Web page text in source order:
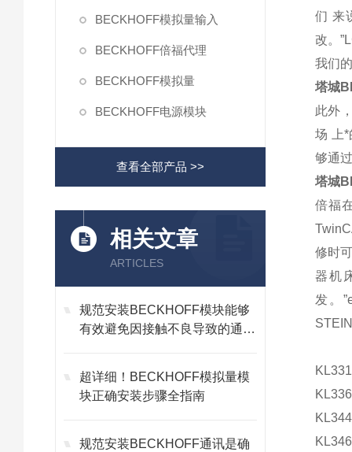
BECKHOFF模拟量输入
BECKHOFF倍福代理
BECKHOFF模拟量
BECKHOFF电源模块
查看全部产品 >>
相关文章
ARTICLES
规范安装BECKHOFF模块能够
有效避免因接触不良导致的通讯
超详细！BECKHOFF模拟量模
块正确安装步骤全指南
规范安装BECKHOFF通讯是确
们 来
改。
我们
塔城
此外
场 上*
够通
塔城
倍福
修时
器机
发。